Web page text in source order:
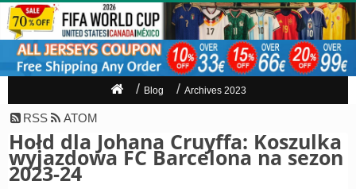
Moje
konto
Rejestracja
się
Shipping
Payment
Serie
A
Ligue
1
Pilkarze
Mistrzostwa
Świata
2026
Blog Archives 2023
RSS ATOM
Hołd dla Johana Cruyffa: Koszulka
wyjazdowa FC Barcelona na sezon
2023-24